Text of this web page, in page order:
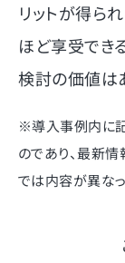
リットが得ら
ほど享受でき
検討の価値は
※導入事例内に
のであり、最新
では内容が異なっ